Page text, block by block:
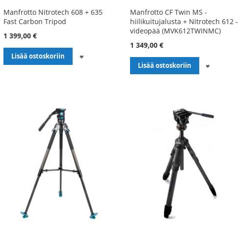
Manfrotto Nitrotech 608 + 635
Fast Carbon Tripod
1 399,00 €
Lisää ostoskoriin
TOIVELISTALLE
Manfrotto CF Twin MS -
hiilikuitujalusta + Nitrotech 612 -
videopää (MVK612TWINMC)
1 349,00 €
Lisää ostoskoriin